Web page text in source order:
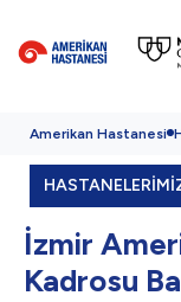
Amerikan Hastanesi
İzmir
Kadrosu